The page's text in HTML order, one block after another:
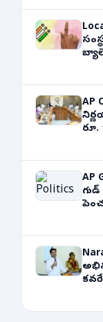
AP
రూ.
AP